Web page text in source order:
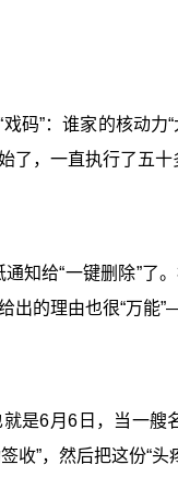
”：谁家的核动力
，一直执行了五十
知给“一键删除”
的理由也很“万能
是6月6日，当一艘
”，然后把这份“